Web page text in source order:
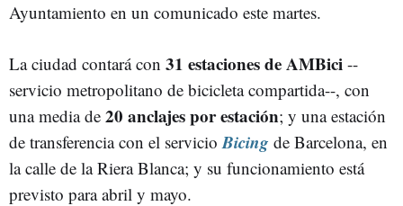
Ayuntamiento en un comunicado este martes.
La ciudad contará con 31 estaciones de AMBici --
servicio metropolitano de bicicleta compartida--, con
una media de 20 anclajes por estación; y una estación
de transferencia con el servicioBicing de Barcelona, en
la calle de la Riera Blanca; y su funcionamiento está
previsto para abril y mayo.